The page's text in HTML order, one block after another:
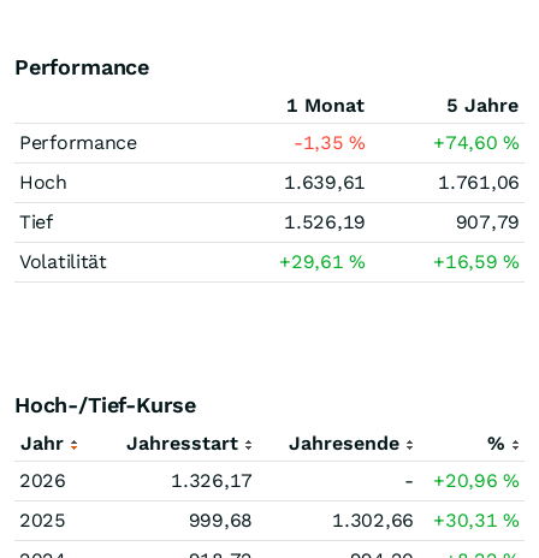
Performance
1 Monat
5 Jahre
Performance
-1,35% +74,60%
Hoch
1.639,61
1.761,06
Tief
1.526,19
907,79
Volatilität
+29,61% +16,59%
Hoch-/Tief-Kurse
Jahr Jahresstart Jahresende
%
2026
1.326,17 - +20,96%
2025
999,68 1.302,66 +30,31%